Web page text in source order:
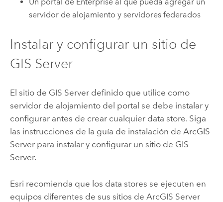
servidor de alojamiento y servidores federados
Instalar y configurar un sitio de
GIS Server
El sitio de GIS Serverdefinido que utilice como
servidor de alojamiento del portal se debe instalar y
configurar antes de crear cualquier data store. Siga
las instrucciones de la guía de instalación de ArcGIS
Serverpara instalar y configurar un sitio de GIS
Server.
Esri recomienda que los data stores se ejecuten en
equipos diferentes de sus sitios de ArcGIS Server